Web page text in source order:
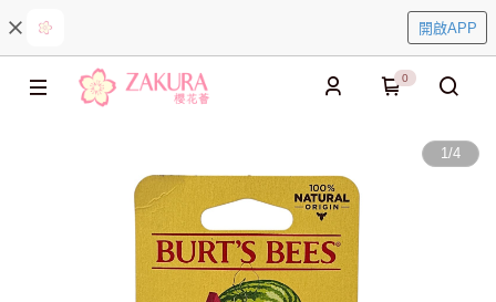
開啟APP
0
1/4